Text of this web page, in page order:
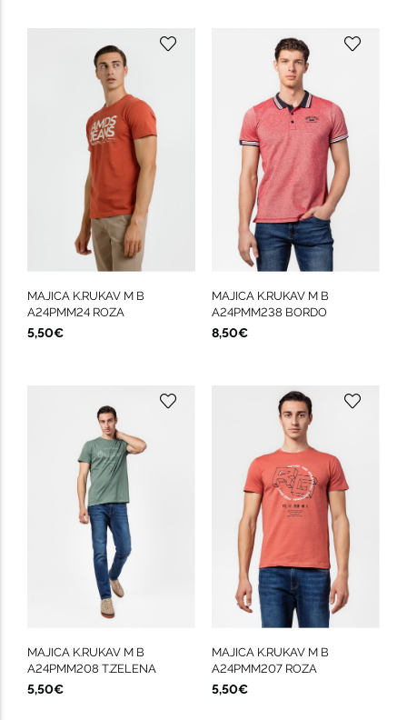
MAJICA K.RUKAV M B
A24PMM24 ROZA
5,50€
MAJICA K.RUKAV M B
A24PMM238 BORDO
8,50€
MAJICA K.RUKAV M B
A24PMM208 T.ZELENA
5,50€
MAJICA K.RUKAV M B
A24PMM207 ROZA
5,50€